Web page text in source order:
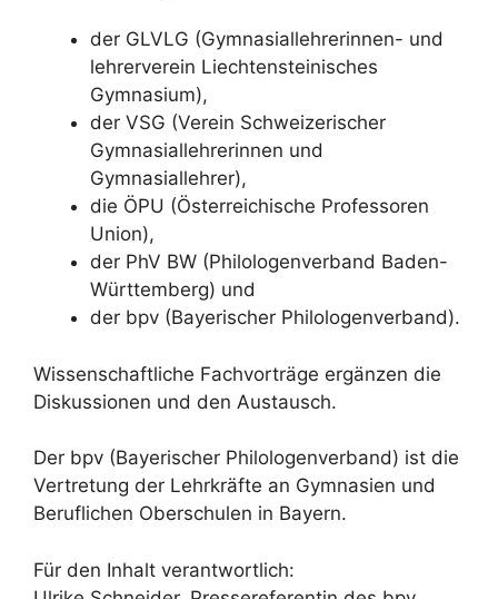
der GLVLG (Gymnasiallehrerinnen- und
lehrerverein Liechtensteinisches
Gymnasium),
der VSG (Verein Schweizerischer
Gymnasiallehrerinnen und
Gymnasiallehrer),
die ÖPU (Österreichische Professoren
Union),
der PhV BW (Philologenverband Baden-
Württemberg) und
der bpv (Bayerischer Philologenverband).
Wissenschaftliche Fachvorträge ergänzen die
Diskussionen und den Austausch.
Der bpv (Bayerischer Philologenverband) ist die
Vertretung der Lehrkräfte an Gymnasien und
Beruflichen Oberschulen in Bayern.
Für den Inhalt verantwortlich: